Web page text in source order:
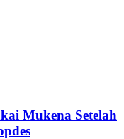
Mukena Setelah